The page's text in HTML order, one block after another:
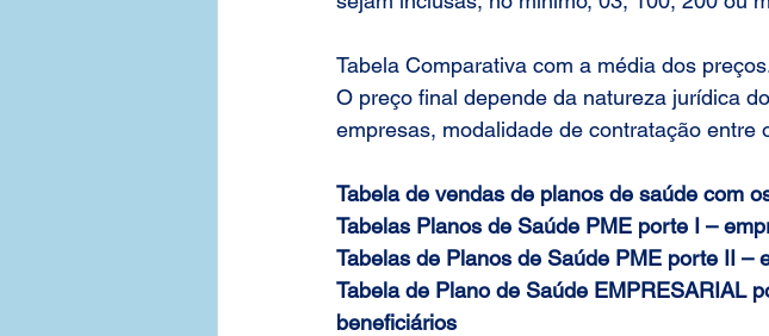
Tabela Comparativa com a média dos
O preço final depende da natureza jurídica
empresas, modalidade de contratação entre
Tabela de vendas de planos de saúde com
Tabelas Planos de Saúde PME porte I –
Tabelas de Planos de Saúde PME porte II –
Tabela de Plano de Saúde EMPRESARIAL
beneficiários